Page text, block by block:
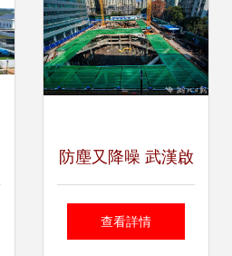
案
防塵又降噪 武漢啟
用5600平方米“基
查看詳情